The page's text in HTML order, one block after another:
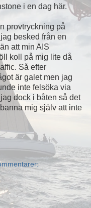
i en dag här.
provtryckning på
besked från en
att min AIS
koll på mig lite då
Så efter
är galet men jag
inte felsöka via
dock i båten så det
mig själv att inte